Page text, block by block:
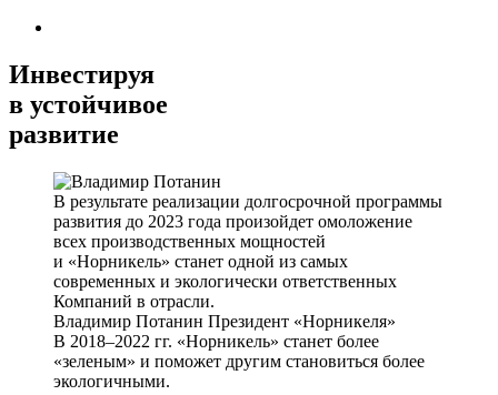
Инвестируя
в устойчивое
развитие
В результате реализации долгосрочной программы
развития до 2023 года произойдет омоложение
всех производственных мощностей
и «Норникель» станет одной из самых
современных и экологически ответственных
Компаний в отрасли.
Владимир Потанин Президент «Норникеля»
В 2018–2022 гг. «Норникель» станет более
«зеленым» и поможет другим становиться более
экологичными.